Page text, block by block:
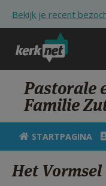
Bekijk je recent
KERK
Pastorale
Familie
STARTPAGINA
Het Vormsel